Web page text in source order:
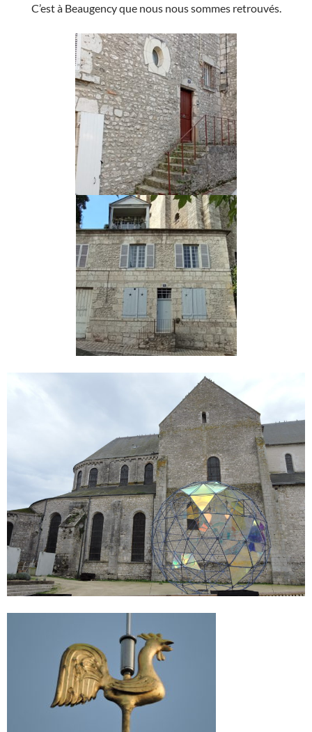
C’est à Beaugency que nous nous sommes retrouvés.